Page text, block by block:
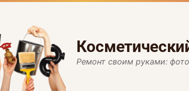
Ремонт своим руками: